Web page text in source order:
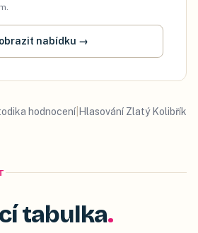
nabídku →
hodnocení Hlasování Zlatý Kolibřík
tabulka